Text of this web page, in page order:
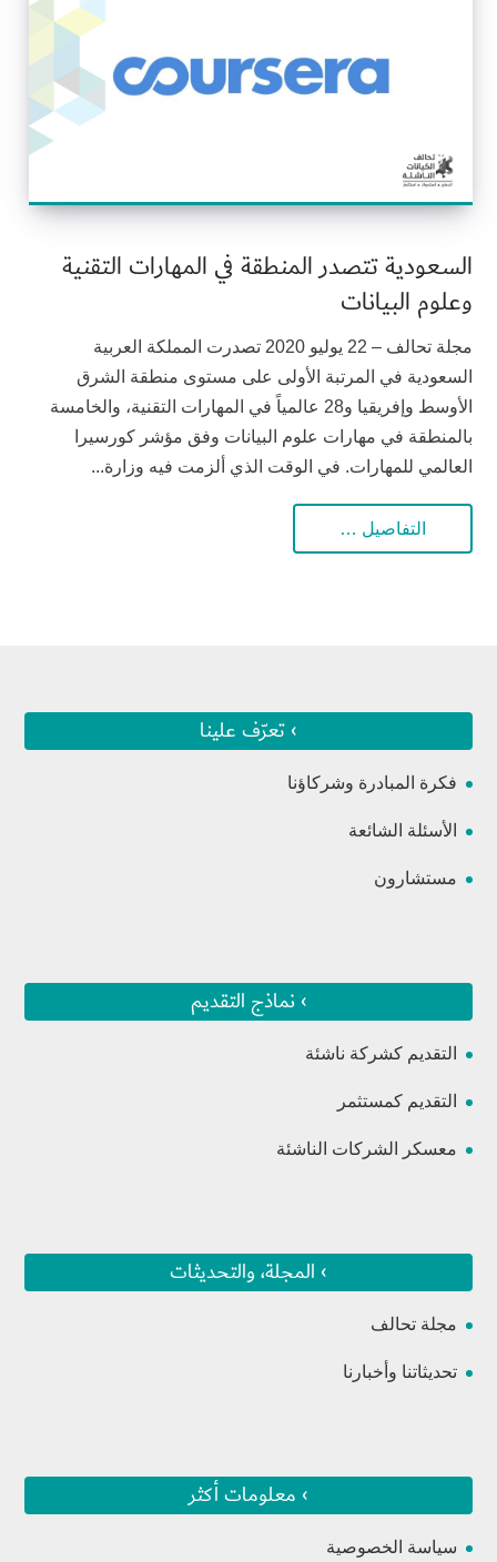
السعودية تتصدر المنطقة في المهارات التقنية
وعلوم البيانات
مجلة تحالف – 22 يوليو 2020 تصدرت المملكة العربية
السعودية في المرتبة الأولى على مستوى منطقة الشرق
الأوسط وإفريقيا و28 عالمياً في المهارات التقنية، والخامسة
بالمنطقة في مهارات علوم البيانات وفق مؤشر كورسيرا
العالمي للمهارات. في الوقت الذي ألزمت فيه وزارة...
التفاصيل …
› تعرّف علينا
فكرة المبادرة وشركاؤنا
الأسئلة الشائعة
مستشارون
› نماذج التقديم
التقديم كشركة ناشئة
التقديم كمستثمر
معسكر الشركات الناشئة
› المجلة، والتحديثات
مجلة تحالف
تحديثاتنا وأخبارنا
› معلومات أكثر
سياسة الخصوصية